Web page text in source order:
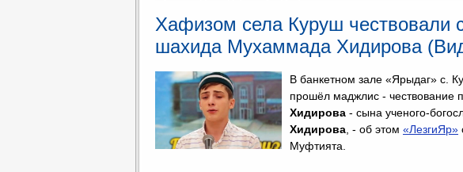
Хафизом села Куруш чествовали
шахида Мухаммада Хидирова
В банкетном зале «Ярыдаг» с.
прошёл маджлис - чествование
Хидирова - сына ученого-
Хидирова , - об этом «ЛезгиЯр»
Муфтията.